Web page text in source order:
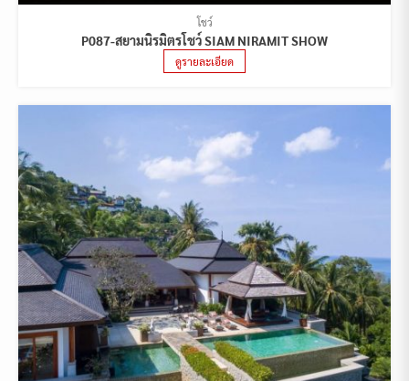
โชว์
P087-สยามนิรมิตรโชว์ SIAM NIRAMIT SHOW
ดูรายละเอียด